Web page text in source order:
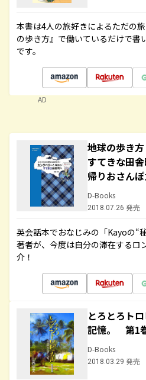
本書は4人の旅好きによるただの
の歩き方』で働いているだけで書
です。
AD
地球の歩き
すてきな田
帰りおさん
D-Books
2018.07.26 発売
英会話本でおなじみの「Kayoの“
著者が、今度は自分の滞在するロ
介！
とろとろト
記憶。 第1
D-Books
2018.03.29 発売